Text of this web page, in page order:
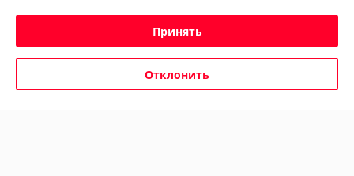
Сайт создан на платформе Deal.by
Принять
Отклонить